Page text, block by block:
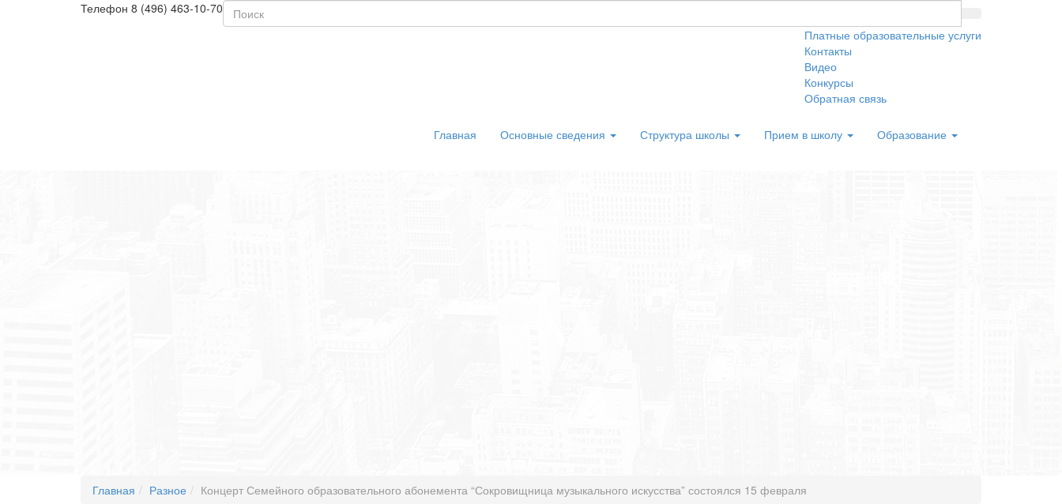
Телефон 8 (496) 463-10-70
Платные образовательные услуги
Контакты
Видео
Конкурсы
Обратная связь
Главная Основные сведения Структура школы Прием в школу Образование
Главная Разное Концерт Семейного образовательного абонемента “Сокровищница музыкального искусства” состоялся 15 февраля